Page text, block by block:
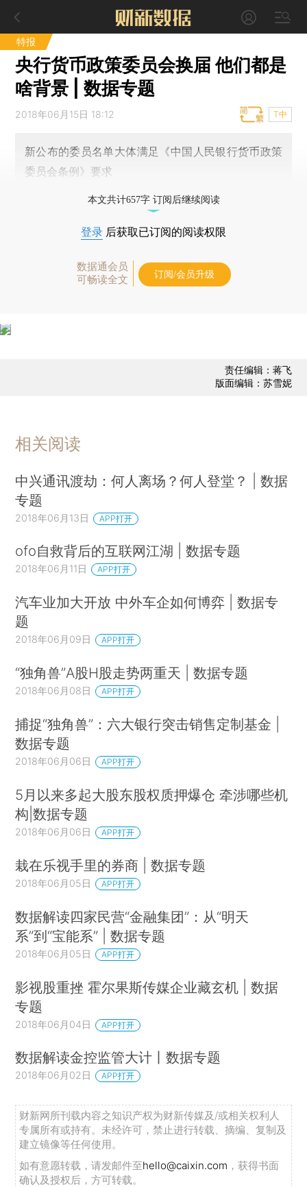
特报
央行货币政策委员会换届 他们都是
啥背景 | 数据专题
2018年06月15日 18:12 T中
新公布的委员名单大体满足《中国人民银行货币政策
委员会条例》要求
本文共计657字 订阅后继续阅读
登录 后获取已订阅的阅读权限
数据通会员
可畅读全文
订阅/会员升级
责任编辑：蒋飞
版面编辑：苏雪妮
相关阅读
中兴通讯渡劫：何人离场？何人登堂？ | 数据
专题
2018年06月13日 APP打开
ofo自救背后的互联网江湖 | 数据专题
2018年06月11日 APP打开
汽车业加大开放 中外车企如何博弈 | 数据专
题
2018年06月09日 APP打开
“独角兽”A股H股走势两重天 | 数据专题
2018年06月08日 APP打开
捕捉“独角兽”：六大银行突击销售定制基金 |
数据专题
2018年06月06日 APP打开
5月以来多起大股东股权质押爆仓 牵涉哪些机
构|数据专题
2018年06月06日 APP打开
栽在乐视手里的券商 | 数据专题
2018年06月05日 APP打开
数据解读四家民营“金融集团”：从“明天
系”到“宝能系” | 数据专题
2018年06月05日 APP打开
影视股重挫 霍尔果斯传媒企业藏玄机 | 数据
专题
2018年06月04日 APP打开
数据解读金控监管大计丨数据专题
2018年06月02日 APP打开
财新网所刊载内容之知识产权为财新传媒及/或相关权利人
专属所有或持有。未经许可，禁止进行转载、摘编、复制及
建立镜像等任何使用。
如有意愿转载，请发邮件至hello@caixin.com ，获得书面
确认及授权后，方可转载。